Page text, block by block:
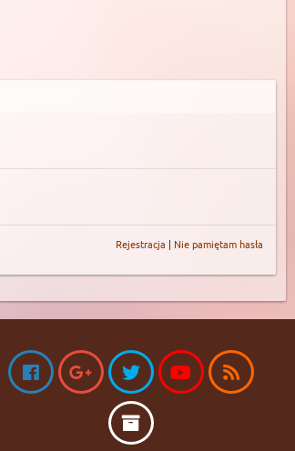
Rejestracja | Nie pamiętam hasła